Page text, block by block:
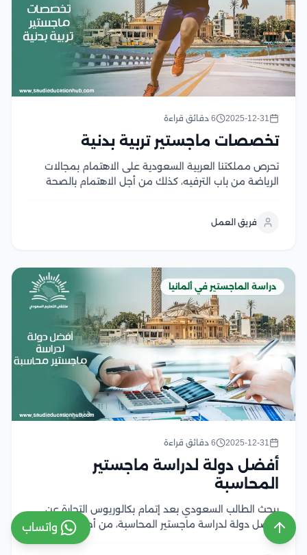
2025-12-31 6 دقائق قراءة
تخصصات ماجستير تربية بدنية
تحرص مملكتنا العربية السعودية على الاهتمام بمجالات
الرياضة من باب الترفيه، كذلك من أجل الاهتمام بالصحة
لتحصيل الخبرات الرياضية المختلفة، والاطلاع على الطرق...
فريق العمل
دراسة الماجستير في ألمانيا
2025-12-31 6 دقائق قراءة
أفضل دولة لدراسة ماجستير
المحاسبة
يبحث الطالب السعودي بعد إتمام بكالوريوس التجارة عن
أفضل دولة لدراسة ماجستير المحاسبة، من أجل رغبتهم في
خوض تجربة الدراسة خارج جامعات مملكتنا العربية
واتساب